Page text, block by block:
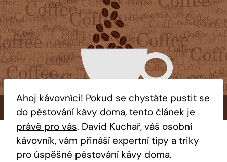
Ahoj kávovníci! Pokud se chystáte pustit se
do pěstování kávy doma, tento článek je
právě pro vás. David Kuchař, váš osobní
kávovník, vám přináší expertní tipy a triky
pro úspěšné pěstování kávy doma.